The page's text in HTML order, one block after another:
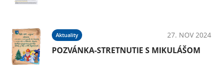
Aktuality 27. NOV 2024
POZVÁNKA-STRETNUTIE S MIKULÁŠOM